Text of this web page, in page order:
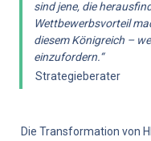
sind jene, die
Wettbewerbsvorteil
diesem Königreich –
einzufordern.“
Strategieberater
Die Transformation von